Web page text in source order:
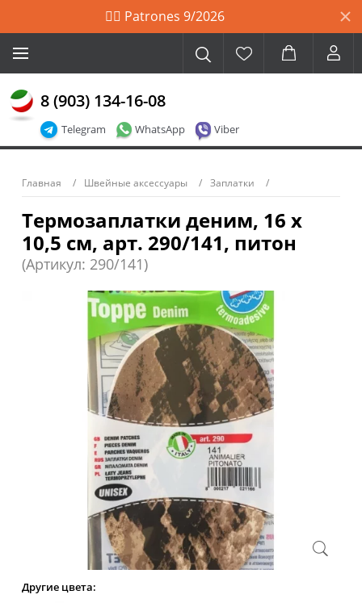
🙋‍♀️ Patrones 9/2026
Telegram WhatsApp Viber
8 (903) 134-16-08
Главная Швейные аксессуары Заплатки
Термозаплатки деним, 16 х
10,5 см, арт. 290/141, питон
(Артикул: 290/141)
Другие цвета: